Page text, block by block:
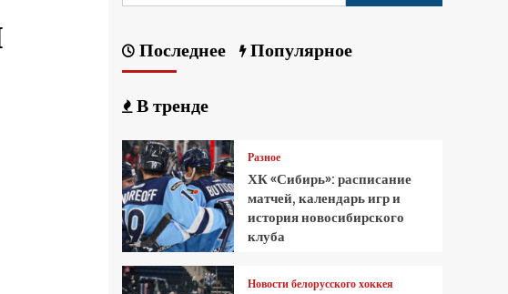
Последнее Популярное
В тренде
Разное
ХК «Сибирь»: расписание
матчей, календарь игр и
история новосибирского
клуба
Новости белорусского хоккея